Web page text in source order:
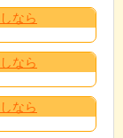
なら
なら
なら